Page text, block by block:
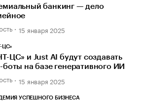
банкинг — дело
15 января 2025
ЦС»
ЦС» и Just AI будут создавать
боты на базе генеративного ИИ
15 января 2025
УСПЕШНОГО БИЗНЕСА